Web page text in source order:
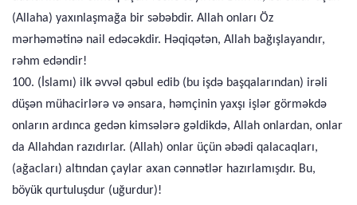
(Allaha) yaxınlaşmağa bir səbəbdir. Allah onları Öz
mərhəmətinə nail edəcəkdir. Həqiqətən, Allah bağışlayandır,
rəhm edəndir!
100. (İslamı) ilk əvvəl qəbul edib (bu işdə başqalarından) irəli
düşən mühacirlərə və ənsara, həmçinin yaxşı işlər görməkdə
onların ardınca gedən kimsələrə gəldikdə, Allah onlardan, onlar
da Allahdan razıdırlar. (Allah) onlar üçün əbədi qalacaqları,
(ağacları) altından çaylar axan cənnətlər hazırlamışdır. Bu,
böyük qurtuluşdur (uğurdur)!